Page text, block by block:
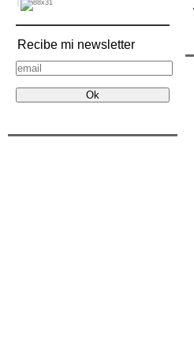
Recibe mi newsletter